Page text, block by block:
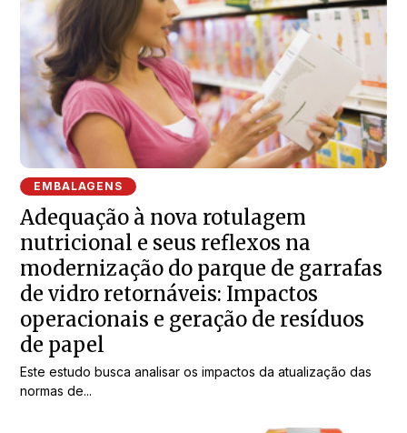
EMBALAGENS
Adequação à nova rotulagem
nutricional e seus reflexos na
modernização do parque de garrafas
de vidro retornáveis: Impactos
operacionais e geração de resíduos
de papel
Este estudo busca analisar os impactos da atualização das
normas de...